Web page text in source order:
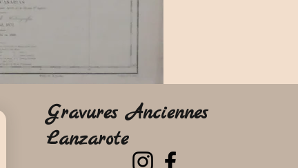
Gravures Anciennes
Lanzarote